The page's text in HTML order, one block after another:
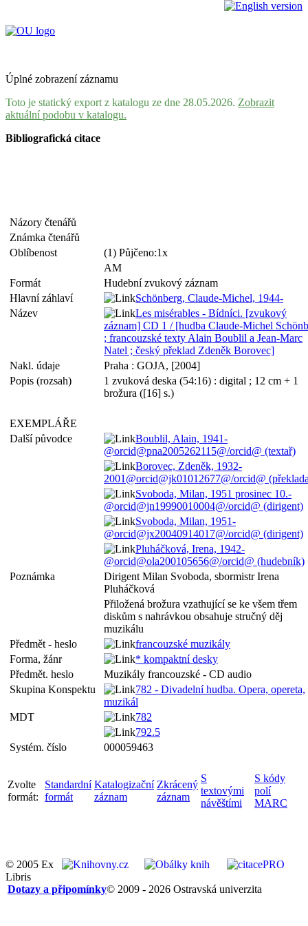
Úplné zobrazení záznamu
Toto je statický export z katalogu ze dne 28.05.2026. Zobrazit
aktuální podobu v katalogu.
Bibliografická citace
Názory čtenářů
Známka čtenářů
Oblíbenost
(1) Půjčeno:1x
AM
Formát
Hudební zvukový záznam
Hlavní záhlaví
Schönberg, Claude-Michel, 1944-
Název
Les misérables - Bídníci. [zvukový
záznam] CD 1 / [hudba Claude-Michel
; francouzské texty Alain Boublil a Jean-Marc
Natel ; český překlad Zdeněk Borovec]
Nakl. údaje
Praha : GOJA, [2004]
Popis (rozsah)
1 zvuková deska (54:16) : digital ; 12 cm + 1
brožura ([16] s.)
EXEMPLÁŘE
Další původce
Boublil, Alain, 1941-
@orcid@pna2005262115@/orcid@ (textař)
Borovec, Zdeněk, 1932-
2001@orcid@jk01012677@/orcid@
Svoboda, Milan, 1951 prosinec 10.-
@orcid@jn19990010004@/orcid@ (dirigent)
Svoboda, Milan, 1951-
@orcid@jx20040914017@/orcid@ (dirigent)
Pluháčková, Irena, 1942-
@orcid@ola200105656@/orcid@ (hudebník)
Poznámka
Dirigent Milan Svoboda, sbormistr Irena
Pluháčková
Přiložená brožura vzathující se ke všem třem
diskům s nahrávkou obsahuje stručný děj
muzikálu
Předmět - heslo
francouzské muzikály
Forma, žánr
* kompaktní desky
Předmět. heslo
Muzikály francouzské - CD audio
Skupina Konspektu
782 - Divadelní hudba. Opera, opereta,
muzikál
MDT
782
792.5
Systém. číslo
000059463
Zvolte
formát:
Standardní
formát
Katalogizační
záznam
Zkrácený
záznam
S
textovými
návěštími
S kódy
polí
MARC
© 2005 Ex
Libris
© 2009 - 2026 Ostravská univerzita
Dotazy a připomínky